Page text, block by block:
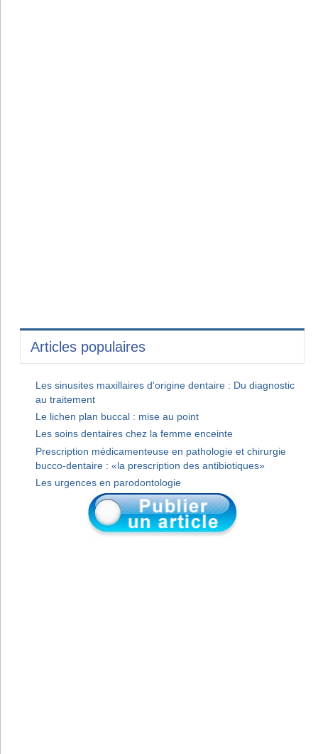
Articles populaires
Les sinusites maxillaires d'origine dentaire : Du diagnostic
au traitement
Le lichen plan buccal : mise au point
Les soins dentaires chez la femme enceinte
Prescription médicamenteuse en pathologie et chirurgie
bucco-dentaire : «la prescription des antibiotiques»
Les urgences en parodontologie